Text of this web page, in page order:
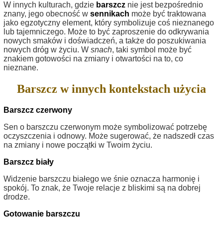
W innych kulturach, gdzie barszcz nie jest bezpośrednio
znany, jego obecność w sennikach może być traktowana
jako egzotyczny element, który symbolizuje coś nieznanego
lub tajemniczego. Może to być zaproszenie do odkrywania
nowych smaków i doświadczeń, a także do poszukiwania
nowych dróg w życiu. W snach, taki symbol może być
znakiem gotowości na zmiany i otwartości na to, co
nieznane.
Barszcz w innych kontekstach użycia
Barszcz czerwony
Sen o barszczu czerwonym może symbolizować potrzebę
oczyszczenia i odnowy. Może sugerować, że nadszedł czas
na zmiany i nowe początki w Twoim życiu.
Barszcz biały
Widzenie barszczu białego we śnie oznacza harmonię i
spokój. To znak, że Twoje relacje z bliskimi są na dobrej
drodze.
Gotowanie barszczu